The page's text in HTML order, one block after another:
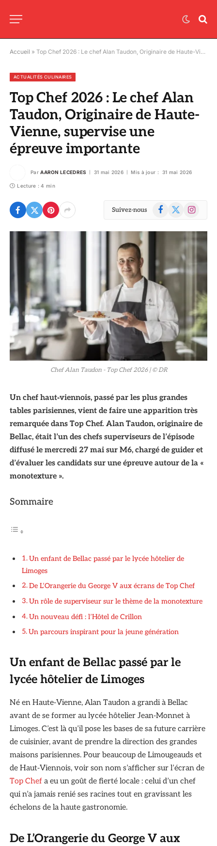
Accueil » Top Chef 2026 : Le chef Alan Taudon, Originaire de Haute-Vienne, supervise une épreuve importante
ACTUALITÉS CULINAIRES
Top Chef 2026 : Le chef Alan
Taudon, Originaire de Haute-
Vienne, supervise une
épreuve importante
Par AARON LECEDRES 31 mai 2026 Mis à jour : 31 mai 2026
Lecture : 4 min
Suivez-nous Facebook
X
Instagram
© DR
Chef Alan Taudon - Top Chef 2026 | © DR
Un chef haut‑viennois, passé par les plus grandes
tables parisiennes, vient de faire une apparition très
remarquée dans Top Chef. Alan Taudon, originaire de
Bellac, était l’un des chefs superviseurs de l’épisode
diffusé le mercredi 27 mai sur M6, chargé de guider et
d’évaluer les candidats sur une épreuve autour de la «
monotexture ».
Sommaire
Un enfant de Bellac passé par le lycée hôtelier de
Limoges
De L’Orangerie du George V aux écrans de Top Chef
Un rôle de superviseur sur le thème de la monotexture
Un nouveau défi : l’Hôtel de Crillon
Un parcours inspirant pour la jeune génération
Un enfant de Bellac passé par le
lycée hôtelier de Limoges
Né en Haute‑Vienne, Alan Taudon a grandi à Bellac
avant de se former au lycée hôtelier Jean‑Monnet à
Limoges. C’est là qu’il pose les bases de sa future carrière
de cuisinier, avant de prendre la direction des grandes
maisons parisiennes. Pour beaucoup de Limougeauds et
de Haut‑Viennois, voir son nom s’afficher sur l’écran de
Top Chef a eu un goût de fierté locale : celui d’un chef
qui n’a jamais renié ses racines tout en gravissant les
échelons de la haute gastronomie.
De L’Orangerie du George V aux